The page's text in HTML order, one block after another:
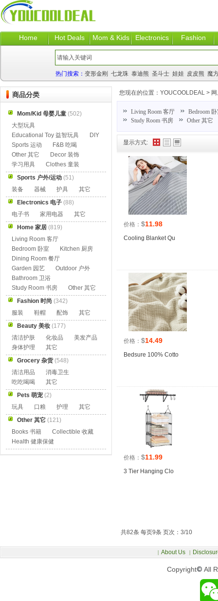
Home Hot Deals Mom & Kids Electronics Fashion
热门搜索： 变形金刚 七龙珠 泰迪熊 圣斗士 娃娃 皮皮熊 魔
显示方式:
价格： $11.98
Cooling Blanket Qu
价格： $14.49
Bedsure 100% Cotto
价格： $11.99
3 Tier Hanging Clo
共82条 每页9条 页次：3/10
您现在的位置： YOUCOOLDEAL >
Living Room 客厅
Bedroom
Study Room 书房
Other 其它
商品分类
Mom/Kid 母婴儿童 (502)
大型玩具
Educational Toy 益智玩具
DIY
Sports 运动
F&B 吃喝
Other 其它
Decor 装饰
学习用具
Clothes 童装
Sports 户外/运动 (51)
装备
器械 护具
其它
Electronics 电子 (88)
电子书
家用电器
其它
Home 家居 (819)
Living Room 客厅
Bedroom 卧室
Kitchen 厨房
Dining Room 餐厅
Garden 园艺
Outdoor 户外
Bathroom 卫浴
Study Room 书房
Other 其它
Fashion 时尚 (342)
服装
鞋帽 配饰
其它
Beauty 美妆 (177)
清洁护肤
化妆品
美发产品
身体护理
其它
Grocery 杂货(548)
清洁用品
消毒卫生
吃吃喝喝
其它
Pets 萌宠 (2)
玩具
口粮 护理
其它
Other 其它 (121)
Books 书籍
Collectible 收藏
Health 健康保健
Copyright© All
| About Us |